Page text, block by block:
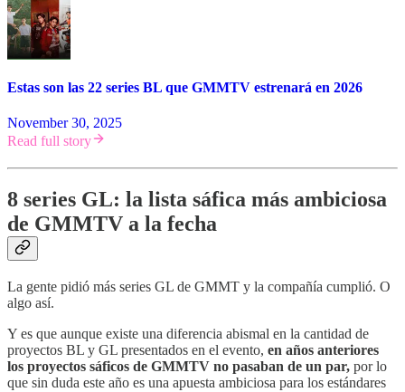
Estas son las 22 series BL que GMMTV estrenará en 2026
November 30, 2025
Read full story
8 series GL: la lista sáfica más ambiciosa
de GMMTV a la fecha
La gente pidió más series GL de GMMT y la compañía cumplió. O
algo así.
Y es que aunque existe una diferencia abismal en la cantidad de
proyectos BL y GL presentados en el evento, en años anteriores
los proyectos sáficos de GMMTV no pasaban de un par, por lo
que sin duda este año es una apuesta ambiciosa para los estándares